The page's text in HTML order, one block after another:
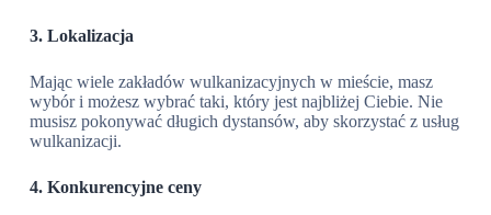
3. Lokalizacja
Mając wiele zakładów wulkanizacyjnych w mieście, masz
wybór i możesz wybrać taki, który jest najbliżej Ciebie. Nie
musisz pokonywać długich dystansów, aby skorzystać z usług
wulkanizacji.
4. Konkurencyjne ceny